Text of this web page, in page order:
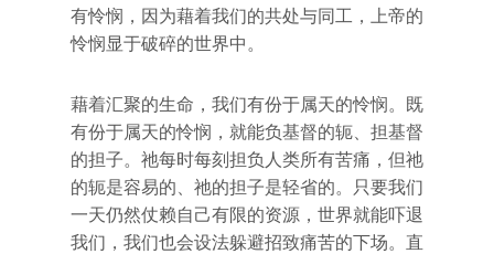
有怜悯，因为藉着我们的共处与同工，上帝的
怜悯显于破碎的世界中。
藉着汇聚的生命，我们有份于属天的怜悯。既
有份于属天的怜悯，就能负基督的轭、担基督
的担子。祂每时每刻担负人类所有苦痛，但祂
的轭是容易的、祂的担子是轻省的。只要我们
一天仍然仗赖自己有限的资源，世界就能吓退
我们，我们也会设法躲避招致痛苦的下场。直